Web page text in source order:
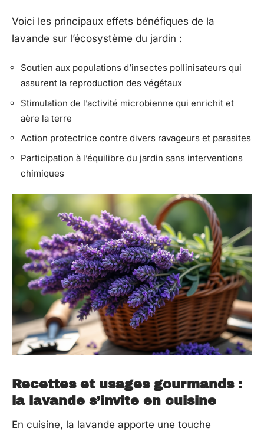
Voici les principaux effets bénéfiques de la
lavande sur l’écosystème du jardin :
Soutien aux populations d’insectes pollinisateurs qui
assurent la reproduction des végétaux
Stimulation de l’activité microbienne qui enrichit et
aère la terre
Action protectrice contre divers ravageurs et parasites
Participation à l’équilibre du jardin sans interventions
chimiques
Recettes et usages gourmands :
la lavande s’invite en cuisine
En cuisine, la lavande apporte une touche